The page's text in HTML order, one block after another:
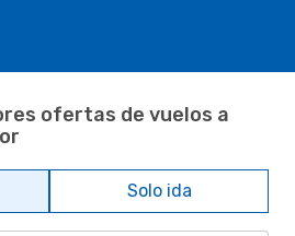
ofertas de vuelos a
Solo ida